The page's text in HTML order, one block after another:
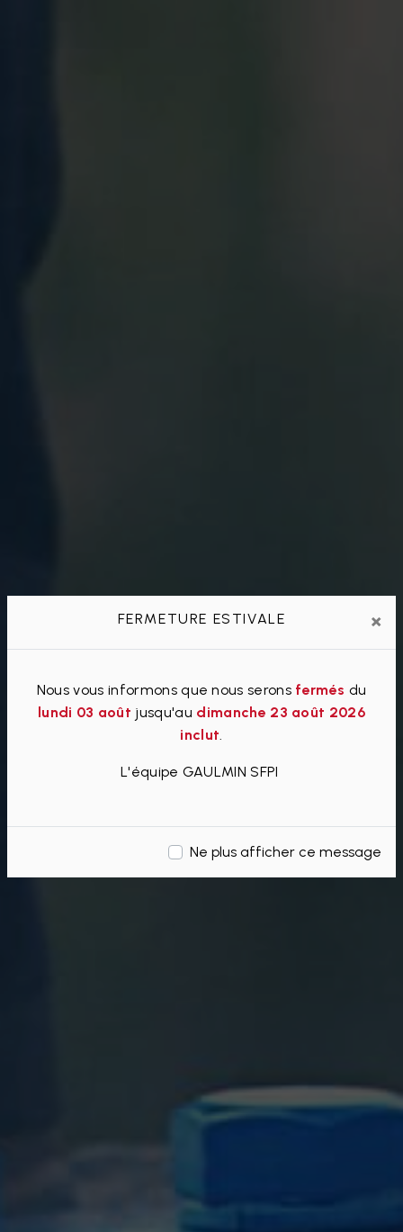
FERMETURE ESTIVALE ×
Nous vous informons que nous serons fermés du
lundi 03 août jusqu'au dimanche 23 août 2026
inclut.
L'équipe GAULMIN SFPI
Ne plus afficher ce message